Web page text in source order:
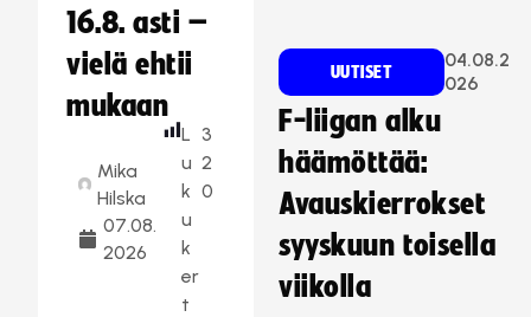
16.8. asti –
vielä ehtii
mukaan
Mika
Hilska
07.08.
2026
L
u
k
u
k
er
t
3
2
0
UUTISET
04.08.2
026
F-liigan alku
häämöttää:
Avauskierrokset
syyskuun toisella
viikolla